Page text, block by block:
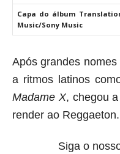
Capa do álbum
Music/Sony Music
Após grandes
a ritmos latinos
Madame X, chegou
render ao Reggaeton.
Siga o